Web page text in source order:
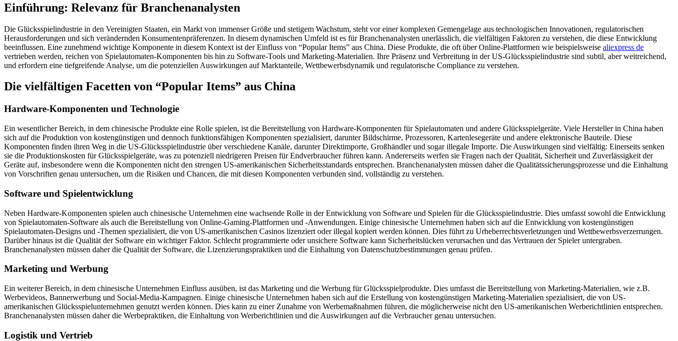
Einführung: Relevanz für Branchenanalysten
Die Glücksspielindustrie in den Vereinigten Staaten, ein Markt von immenser Größe und stetigem Wachstum, steht vor einer komplexen Gemengelage aus technologischen Innovationen, regulatorischen
Herausforderungen und sich verändernden Konsumentenpräferenzen. In diesem dynamischen Umfeld ist es für Branchenanalysten unerlässlich, die vielfältigen Faktoren zu verstehen, die diese Entwicklung
beeinflussen. Eine zunehmend wichtige Komponente in diesem Kontext ist der Einfluss von “Popular Items” aus China. Diese Produkte, die oft über Online-Plattformen wie beispielsweise aliexpress de
vertrieben werden, reichen von Spielautomaten-Komponenten bis hin zu Software-Tools und Marketing-Materialien. Ihre Präsenz und Verbreitung in der US-Glücksspielindustrie sind subtil, aber weitreichend,
und erfordern eine tiefgreifende Analyse, um die potenziellen Auswirkungen auf Marktanteile, Wettbewerbsdynamik und regulatorische Compliance zu verstehen.
Die vielfältigen Facetten von “Popular Items” aus China
Hardware-Komponenten und Technologie
Ein wesentlicher Bereich, in dem chinesische Produkte eine Rolle spielen, ist die Bereitstellung von Hardware-Komponenten für Spielautomaten und andere Glücksspielgeräte. Viele Hersteller in China haben
sich auf die Produktion von kostengünstigen und dennoch funktionsfähigen Komponenten spezialisiert, darunter Bildschirme, Prozessoren, Kartenlesegeräte und andere elektronische Bauteile. Diese
Komponenten finden ihren Weg in die US-Glücksspielindustrie über verschiedene Kanäle, darunter Direktimporte, Großhändler und sogar illegale Importe. Die Auswirkungen sind vielfältig: Einerseits senken
sie die Produktionskosten für Glücksspielgeräte, was zu potenziell niedrigeren Preisen für Endverbraucher führen kann. Andererseits werfen sie Fragen nach der Qualität, Sicherheit und Zuverlässigkeit der
Geräte auf, insbesondere wenn die Komponenten nicht den strengen US-amerikanischen Sicherheitsstandards entsprechen. Branchenanalysten müssen daher die Qualitätssicherungsprozesse und die Einhaltung
von Vorschriften genau untersuchen, um die Risiken und Chancen, die mit diesen Komponenten verbunden sind, vollständig zu verstehen.
Software und Spielentwicklung
Neben Hardware-Komponenten spielen auch chinesische Unternehmen eine wachsende Rolle in der Entwicklung von Software und Spielen für die Glücksspielindustrie. Dies umfasst sowohl die Entwicklung
von Spielautomaten-Software als auch die Bereitstellung von Online-Gaming-Plattformen und -Anwendungen. Einige chinesische Unternehmen haben sich auf die Entwicklung von kostengünstigen
Spielautomaten-Designs und -Themen spezialisiert, die von US-amerikanischen Casinos lizenziert oder illegal kopiert werden können. Dies führt zu Urheberrechtsverletzungen und Wettbewerbsverzerrungen.
Darüber hinaus ist die Qualität der Software ein wichtiger Faktor. Schlecht programmierte oder unsichere Software kann Sicherheitslücken verursachen und das Vertrauen der Spieler untergraben.
Branchenanalysten müssen daher die Qualität der Software, die Lizenzierungspraktiken und die Einhaltung von Datenschutzbestimmungen genau prüfen.
Marketing und Werbung
Ein weiterer Bereich, in dem chinesische Unternehmen Einfluss ausüben, ist das Marketing und die Werbung für Glücksspielprodukte. Dies umfasst die Bereitstellung von Marketing-Materialien, wie z.B.
Werbevideos, Bannerwerbung und Social-Media-Kampagnen. Einige chinesische Unternehmen haben sich auf die Erstellung von kostengünstigen Marketing-Materialien spezialisiert, die von US-
amerikanischen Glücksspielunternehmen genutzt werden können. Dies kann zu einer Zunahme von Werbemaßnahmen führen, die möglicherweise nicht den US-amerikanischen Werberichtlinien entsprechen.
Branchenanalysten müssen daher die Werbepraktiken, die Einhaltung von Werberichtlinien und die Auswirkungen auf die Verbraucher genau untersuchen.
Logistik und Vertrieb